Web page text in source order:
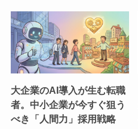
大企業のAI導入が生む転職
者。中小企業が今すぐ狙う
べき「人間力」採用戦略